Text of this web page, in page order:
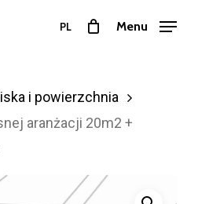
PL Menu
i powierzchnia
aranżacji 20m2 +